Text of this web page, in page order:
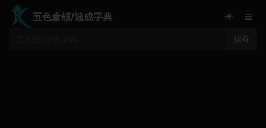
五色倉頡/速成字典
搜尋
☀ ≡